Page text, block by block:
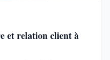
et relation client à